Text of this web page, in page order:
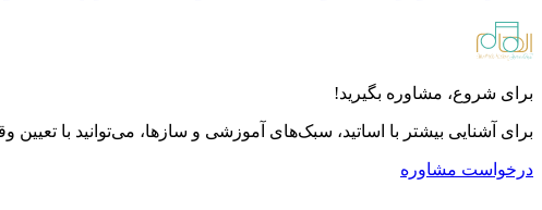
برای شروع، مشاوره بگیرید!
برای آشنایی بیشتر با اساتید، سبک‌های آموزشی و سازها، می‌توانید با
درخواست مشاوره